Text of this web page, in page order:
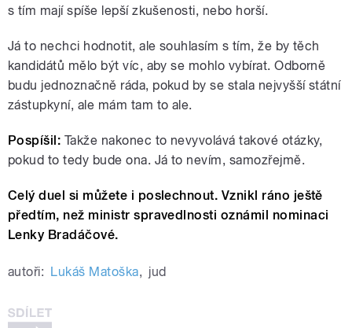
s tím mají spíše lepší zkušenosti, nebo horší.
Já to nechci hodnotit, ale souhlasím s tím, že by těch
kandidátů mělo být víc, aby se mohlo vybírat. Odborně
budu jednoznačně ráda, pokud by se stala nejvyšší státní
zástupkyní, ale mám tam to ale.
Pospíšil: Takže nakonec to nevyvolává takové otázky,
pokud to tedy bude ona. Já to nevím, samozřejmě.
Celý duel si můžete i poslechnout. Vznikl ráno ještě
předtím, než ministr spravedlnosti oznámil nominaci
Lenky Bradáčové.
autoři: Lukáš Matoška, jud